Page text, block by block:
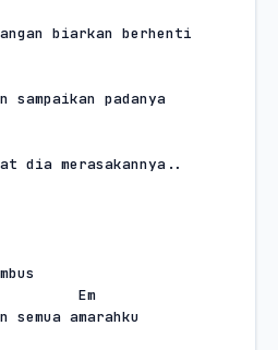
biarkan berhenti
padanya
dia merasakannya..
Em
semua amarahku